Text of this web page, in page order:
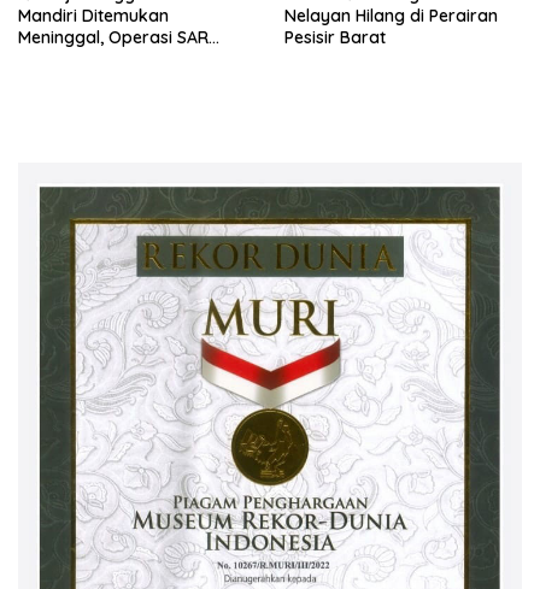
Mandiri Ditemukan
Meninggal, Operasi SAR
Nelayan Hilang di Perairan
Pesisir Barat